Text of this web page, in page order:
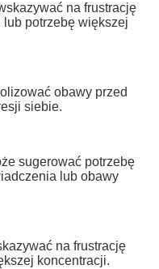
na frustrację
potrzebę większej
obawy przed
siebie.
sugerować potrzebę
lub obawy
na frustrację
koncentracji.